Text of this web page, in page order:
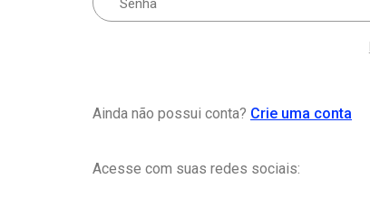
Ainda não possui conta? Crie uma conta
Acesse com suas redes sociais: